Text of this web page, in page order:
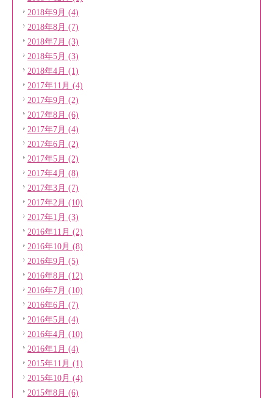
2018年9月 (4)
2018年8月 (7)
2018年7月 (3)
2018年5月 (3)
2018年4月 (1)
2017年11月 (4)
2017年9月 (2)
2017年8月 (6)
2017年7月 (4)
2017年6月 (2)
2017年5月 (2)
2017年4月 (8)
2017年3月 (7)
2017年2月 (10)
2017年1月 (3)
2016年11月 (2)
2016年10月 (8)
2016年9月 (5)
2016年8月 (12)
2016年7月 (10)
2016年6月 (7)
2016年5月 (4)
2016年4月 (10)
2016年1月 (4)
2015年11月 (1)
2015年10月 (4)
2015年8月 (6)